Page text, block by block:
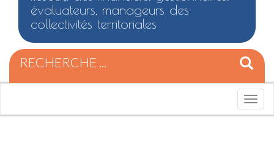
évaluateurs, manageurs des
collectivités territoriales
c
r
T
o